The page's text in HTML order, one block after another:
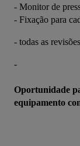
- Monitor de
- Fixação para
- todas as
-
Oportunidade
equipamento